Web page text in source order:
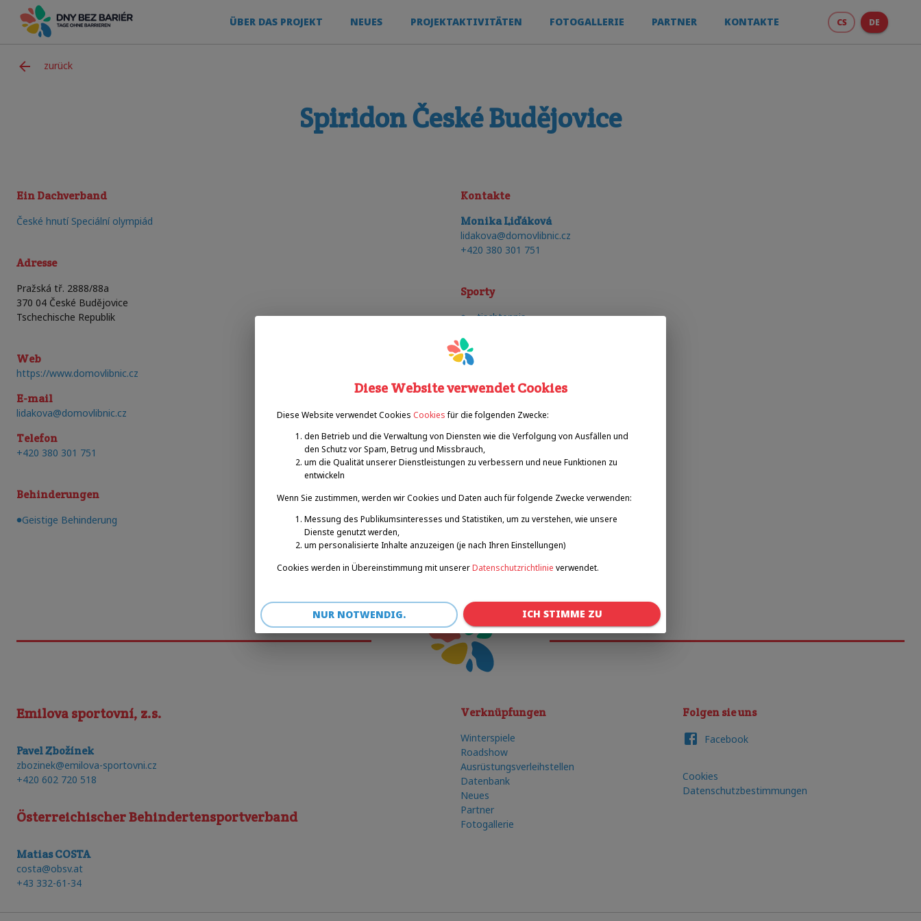
ÜBER DAS PROJEKT NEUES PROJEKTAKTIVITÄTEN FOTOGALLERIE PARTNER KONTAKTE CS DE
zurück
Spiridon České Budějovice
Ein Dachverband
České hnutí Speciální olympiád
Adresse
Pražská tř. 2888/88a
370 04 České Budějovice
Tschechische Republik
Web
https://www.domovlibnic.cz
E-mail
lidakova@domovlibnic.cz
Telefon
+420 380 301 751
Behinderungen
Geistige Behinderung
Kontakte
MonikaLiďáková
E-mail
lidakova@domovlibnic.cz
telefon:
+420 380 301 751
Sporty
tischtennis
fußball
Emilova sportovní, z.s.
Pavel Zbožínek
zbozinek@emilova-sportovni.cz
+420 602 720 518
Österreichischer Behindertensportverband
Matias COSTA
costa@obsv.at
+43 332-61-34
Verknüpfungen
Winterspiele
Roadshow
Ausrüstungsverleihstellen
Datenbank
Neues
Partner
Fotogallerie
Folgen sie uns
Facebook
Cookies
Datenschutzbestimmungen
Diese Website verwendet Cookies
Diese Website verwendet Cookies Cookies für die folgenden Zwecke:
den Betrieb und die Verwaltung von Diensten wie die Verfolgung von Ausfällen und
den Schutz vor Spam, Betrug und Missbrauch,
um die Qualität unserer Dienstleistungen zu verbessern und neue Funktionen zu
entwickeln
Wenn Sie zustimmen, werden wir Cookies und Daten auch für folgende Zwecke verwenden:
Messung des Publikumsinteresses und Statistiken, um zu verstehen, wie unsere
Dienste genutzt werden,
um personalisierte Inhalte anzuzeigen (je nach Ihren Einstellungen)
Cookies werden in Übereinstimmung mit unsererDatenschutzrichtlinie verwendet.
NUR NOTWENDIG. ICH STIMME ZU